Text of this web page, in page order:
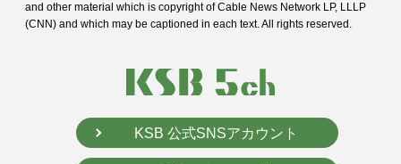
and other material which is copyright of Cable News Network LP, LLLP
(CNN) and which may be captioned in each text. All rights reserved.
KSB 公式SNSアカウント